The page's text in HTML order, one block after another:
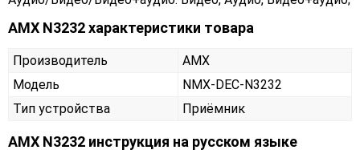
AMX N3232 характеристики товара
Производитель
AMX
Модель
NMX-DEC-N3232
Тип устройства
Приёмник
AMX N3232 инструкция на русском языке